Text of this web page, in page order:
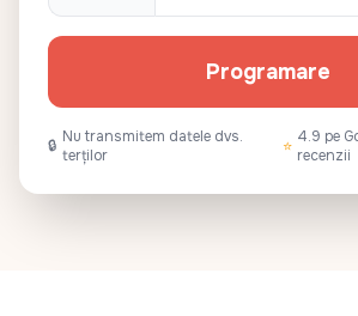
Programare
🔒 Nu transmitem datele dvs.
terților
⭐ 4.9 pe
recenzii